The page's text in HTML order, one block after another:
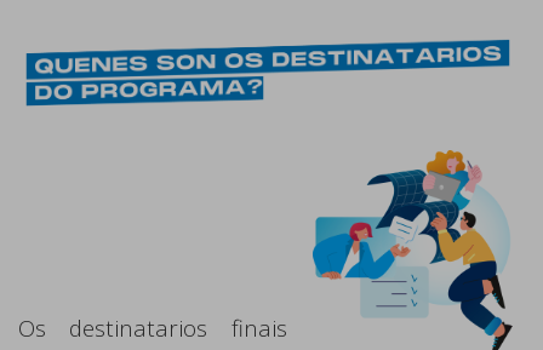
Os destinatarios finais